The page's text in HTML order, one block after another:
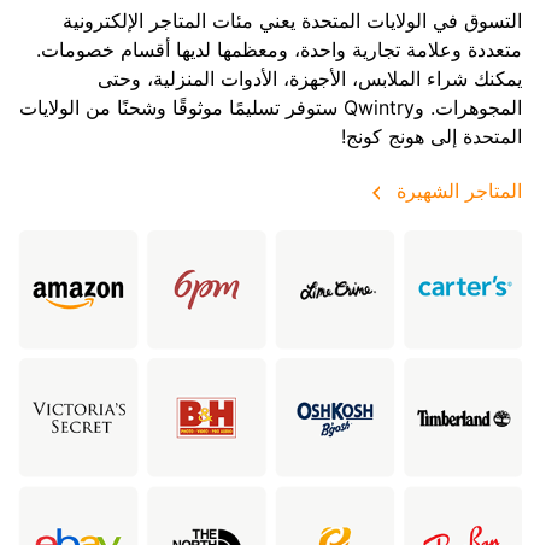
التسوق في الولايات المتحدة يعني مئات المتاجر الإلكترونية
متعددة وعلامة تجارية واحدة، ومعظمها لديها أقسام خصومات.
يمكنك شراء الملابس، الأجهزة، الأدوات المنزلية، وحتى
المجوهرات. وQwintry ستوفر تسليمًا موثوقًا وشحنًا من الولايات
المتحدة إلى هونج كونج!
المتاجر الشهيرة